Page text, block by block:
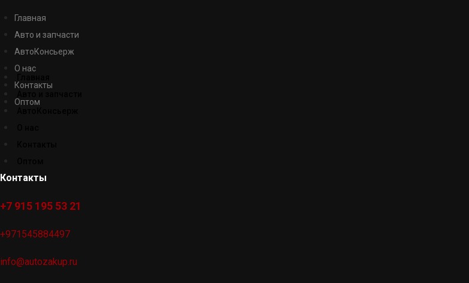
Главная
Авто и запчасти
АвтоКонсьерж
О нас
Контакты
Оптом
Контакты
+7 915 195 53 21
+971545884497
info@autozakup.ru